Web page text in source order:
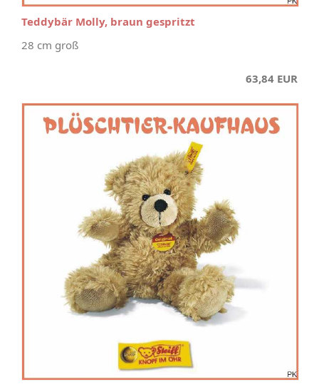
Teddybär Molly, braun gespritzt
28 cm groß
63,84 EUR